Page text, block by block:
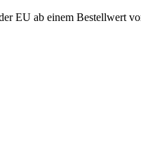
EU ab einem Bestellwert